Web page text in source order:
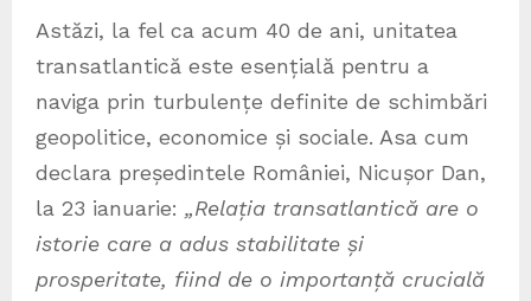
Astăzi, la fel ca acum 40 de ani, unitatea
transatlantică este esențială pentru a
naviga prin turbulențe definite de schimbări
geopolitice, economice și sociale. Asa cum
declara președintele României, Nicușor Dan,
la 23 ianuarie: „Relația transatlantică are o
istorie care a adus stabilitate și
prosperitate, fiind de o importanță crucială